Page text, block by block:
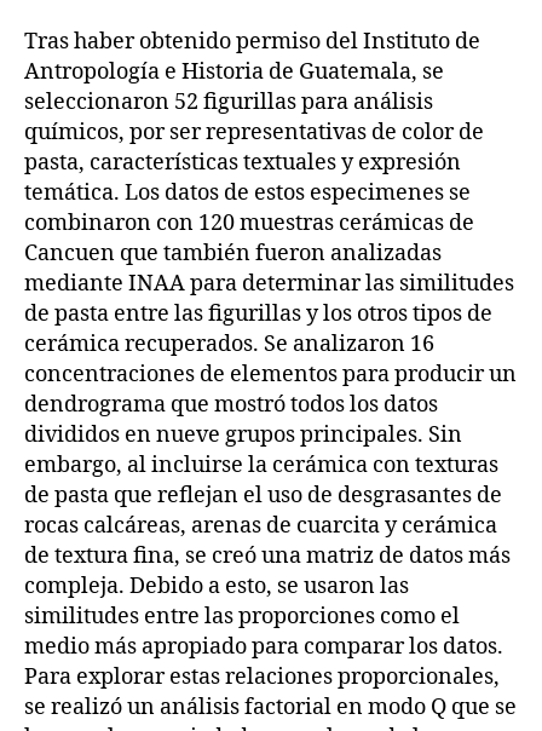
Tras haber obtenido permiso del Instituto de
Antropología e Historia de Guatemala, se
seleccionaron 52 figurillas para análisis
químicos, por ser representativas de color de
pasta, características textuales y expresión
temática. Los datos de estos especimenes se
combinaron con 120 muestras cerámicas de
Cancuen que también fueron analizadas
mediante INAA para determinar las similitudes
de pasta entre las figurillas y los otros tipos de
cerámica recuperados. Se analizaron 16
concentraciones de elementos para producir un
dendrograma que mostró todos los datos
divididos en nueve grupos principales. Sin
embargo, al incluirse la cerámica con texturas
de pasta que reflejan el uso de desgrasantes de
rocas calcáreas, arenas de cuarcita y cerámica
de textura fina, se creó una matriz de datos más
compleja. Debido a esto, se usaron las
similitudes entre las proporciones como el
medio más apropiado para comparar los datos.
Para explorar estas relaciones proporcionales,
se realizó un análisis factorial en modo Q que se